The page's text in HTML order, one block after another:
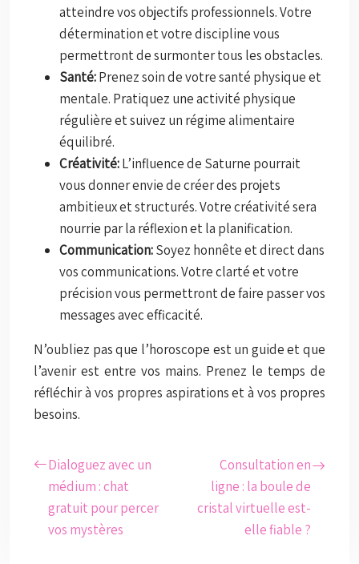
atteindre vos objectifs professionnels. Votre
détermination et votre discipline vous
permettront de surmonter tous les obstacles.
Santé:Prenez soin de votre santé physique et
mentale. Pratiquez une activité physique
régulière et suivez un régime alimentaire
équilibré.
Créativité:L’influence de Saturne pourrait
vous donner envie de créer des projets
ambitieux et structurés. Votre créativité sera
nourrie par la réflexion et la planification.
Communication:Soyez honnête et direct dans
vos communications. Votre clarté et votre
précision vous permettront de faire passer vos
messages avec efficacité.
N’oubliez pas que l’horoscope est un guide et que
l’avenir est entre vos mains. Prenez le temps de
réfléchir à vos propres aspirations et à vos propres
besoins.
Dialoguez avec un
médium : chat
gratuit pour percer
vos mystères
Consultation en
ligne : la boule de
cristal virtuelle est-
elle fiable ?